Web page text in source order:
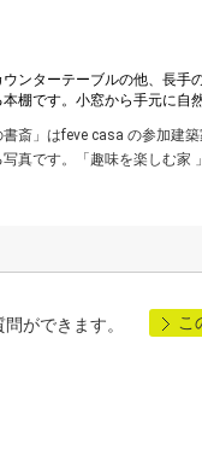
ンターテーブルの他、長手
棚です。小窓から手元に自
斎」はfeve casa の参加建
真です。「趣味を楽しむ家
ができます。 こ